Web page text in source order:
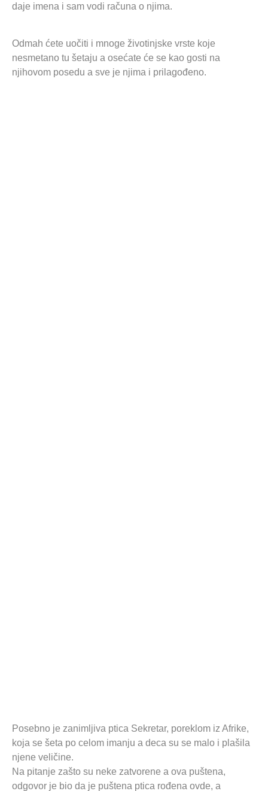
daje imena i sam vodi računa o njima.
Odmah ćete uočiti i mnoge životinjske vrste koje
nesmetano tu šetaju a osećate će se kao gosti na
njihovom posedu a sve je njima i prilagođeno.
Posebno je zanimljiva ptica Sekretar, poreklom iz Afrike,
koja se šeta po celom imanju a deca su se malo i plašila
njene veličine.
Na pitanje zašto su neke zatvorene a ova puštena,
odgovor je bio da je puštena ptica rođena ovde, a